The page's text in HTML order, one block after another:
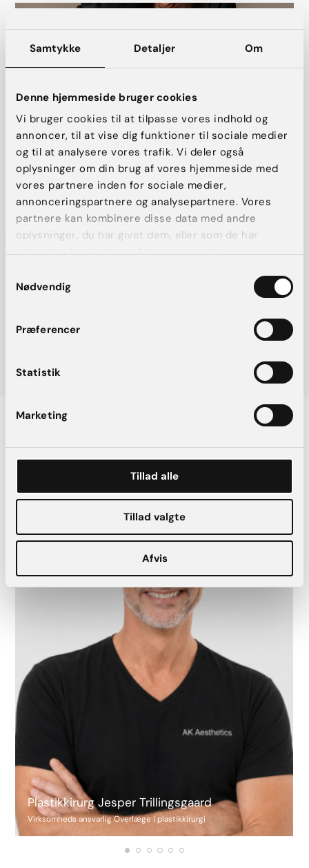
Samtykke Detaljer Om
Denne hjemmeside bruger cookies
Vi bruger cookies til at tilpasse vores indhold og
annoncer, til at vise dig funktioner til sociale medier
og til at analysere vores trafik. Vi deler også
oplysninger om din brug af vores hjemmeside med
vores partnere inden for sociale medier,
annonceringspartnere og analysepartnere. Vores
partnere kan kombinere disse data med andre
oplysninger, du har givet dem, eller som de har
indsamlet fra din brug af deres tjenester.
Nødvendig
Præferencer
Statistik
Marketing
Tillad alle
Tillad valgte
Afvis
Hvem egner sig for brystforstørrelse
med eget fedt?
Alle kvinder over 18 år, der ønsker en brystforstørrelse, kan i
princippet være kandidater til en operation. For at opnå det
bedste resultat bør brystet have en god form og ikke være
Inden operationen anbefaler vi, at der foretages en
genetisk disposition for brystkræft (BRCA1 / BRCA2) ikke får
udført fedttransplantation.
hybrid brystforstørrelse
Plastikkirurg Jesper Trillingsgaard
Virksomheds ansvarlig Overlæge i plastikkirurgi